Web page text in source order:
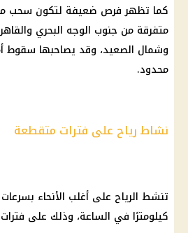
كما تظهر فرص ضعيفة لتكون سحب
متفرقة من جنوب الوجه البحري
وشمال الصعيد، وقد يصاحبها سقوط
محدود.
نشاط رياح على فترات متقطعة
كيلومترًا في الساعة، وذلك على